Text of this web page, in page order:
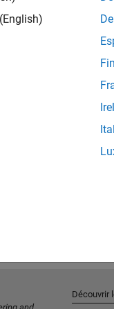
(English)
Découvrir